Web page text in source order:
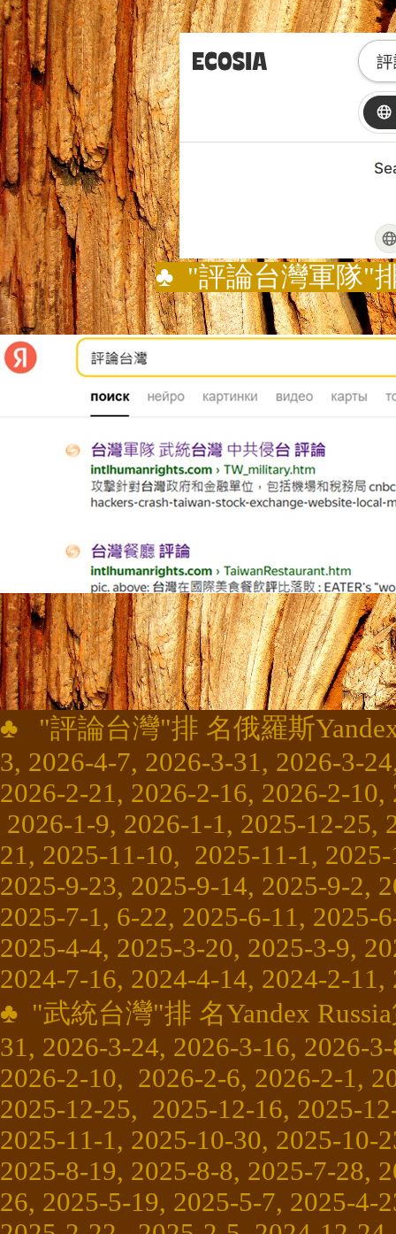
♣ "評論台灣軍隊"
♣ "評論台灣"排 名俄羅斯
3, 2026-4-7, 2026-3-31, 2026-3-
2026-2-21, 2026-2-16, 2026-2-
2026-1-9, 2026-1-1, 2025-12-25,
21, 2025-11-10, 2025-11-1,
2025-9-23, 2025-9-14, 2025-9-2,
2025-7-1, 6-22, 2025-6-11, 2025-
2025-4-4, 2025-3-20, 2025-3-9,
2024-7-16, 2024-4-14, 2024-2-
♣ "武統台灣"排 名Yandex
31, 2026-3-24, 2026-3-16, 2026-
2026-2-10, 2026-2-6, 2026-2-1,
2025-12-25, 2025-12-16, 2025-
2025-11-1, 2025-10-30, 2025-10-
2025-8-19, 2025-8-8, 2025-7-28,
26, 2025-5-19, 2025-5-7, 2025-4-